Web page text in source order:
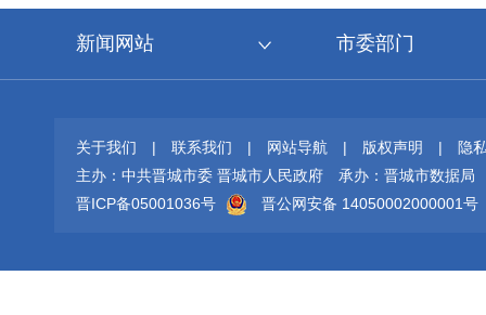
新闻网站 市委部门
关于我们 | 联系我们 | 网站导航 | 版权声明 |
隐
主办：中共晋城市委 晋城市人民政府
承办：晋城市数据局
晋ICP备05001036号
晋公网安备 14050002000001号